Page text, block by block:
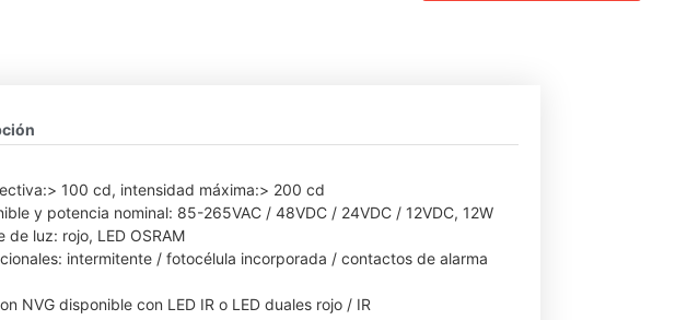
100 cd, intensidad máxima:> 200 cd
y potencia nominal: 85-265VAC / 48VDC / 24VDC / 12VDC, 12W
de luz: rojo, LED OSRAM
intermitente / fotocélula incorporada / contactos de alarma
NVG disponible con LED IR o LED duales rojo / IR